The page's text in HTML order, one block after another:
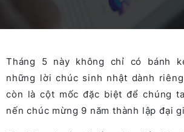
Tháng 5 này không chỉ có bánh
những lời chúc sinh nhật dành
còn là cột mốc đặc biệt để chúng
nến chúc mừng 9 năm thành lập đại